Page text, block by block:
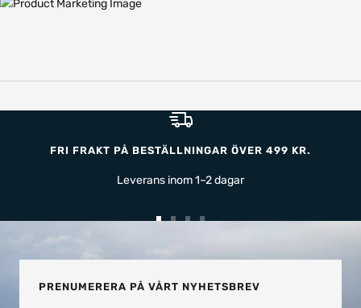
FRI FRAKT PÅ BESTÄLLNINGAR ÖVER 499 KR.
Leverans inom 1–2 dagar
1
2 3 4
PRENUMERERA PÅ VÅRT NYHETSBREV